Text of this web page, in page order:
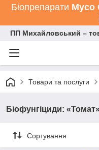
Біопрепарати Мyco
ПП Михайловський –
Товари та послуги
Біофунгіциди:
Сортування